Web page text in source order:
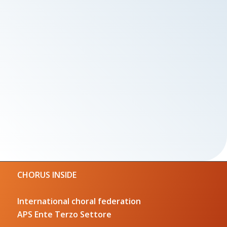
CHORUS INSIDE
International choral federation
APS Ente Terzo Settore